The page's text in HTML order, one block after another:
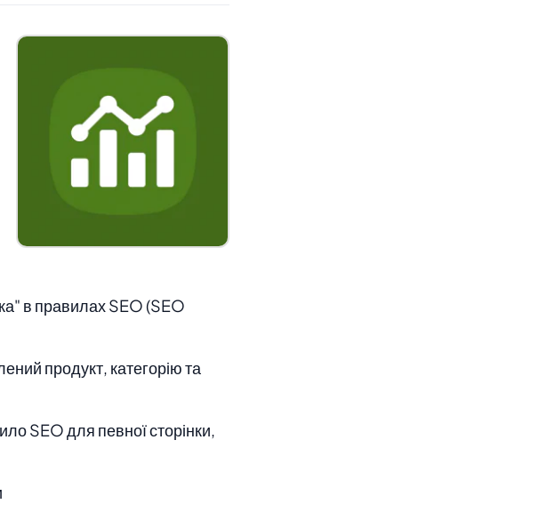
в правилах SEO (SEO
продукт, категорію та
SEO для певної сторінки,